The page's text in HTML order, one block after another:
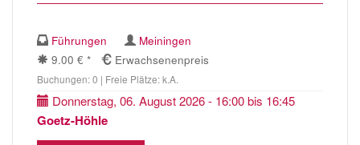
Führungen
Meiningen
9.00 € *
Erwachsenenpreis
Buchungen: 0 | Freie Plätze: k.A.
Donnerstag, 06. August 2026 - 16:00 bis 16:45
Goetz-Höhle